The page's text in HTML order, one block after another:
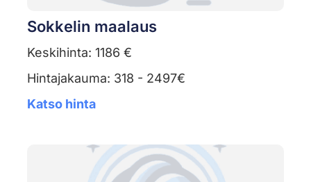
Sokkelin maalaus
Keskihinta: 1186 €
Hintajakauma: 318 - 2497€
Katso hinta